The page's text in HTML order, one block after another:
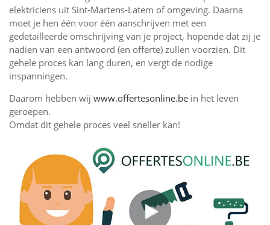
elektriciens uit Sint-Martens-Latem of omgeving. Daarna
moet je hen één voor één aanschrijven met een
gedetailleerde omschrijving van je project, hopende dat zij je
nadien van een antwoord (en offerte) zullen voorzien. Dit
gehele proces kan lang duren, en vergt de nodige
inspanningen.
Daarom hebben wij www.offertesonline.be in het leven
geroepen.
Omdat dit gehele proces veel sneller kan!